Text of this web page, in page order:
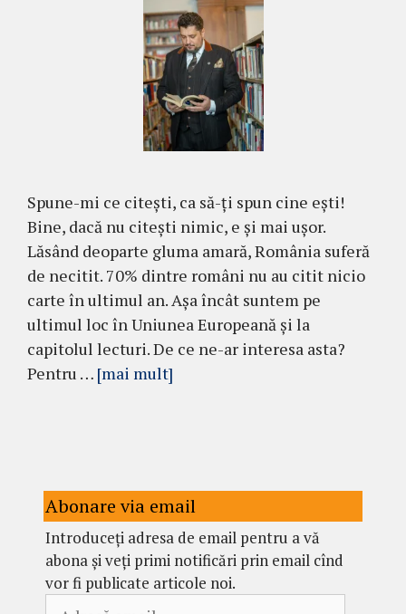
Spune-mi ce citești, ca să-ți spun cine ești!
Bine, dacă nu citești nimic, e și mai ușor.
Lăsând deoparte gluma amară, România suferă
de necitit. 70% dintre români nu au citit nicio
carte în ultimul an. Așa încât suntem pe
ultimul loc în Uniunea Europeană și la
capitolul lecturi. De ce ne-ar interesa asta?
Pentru … [mai mult]
Abonare via email
Introduceți adresa de email pentru a vă
abona și veți primi notificări prin email cînd
vor fi publicate articole noi.